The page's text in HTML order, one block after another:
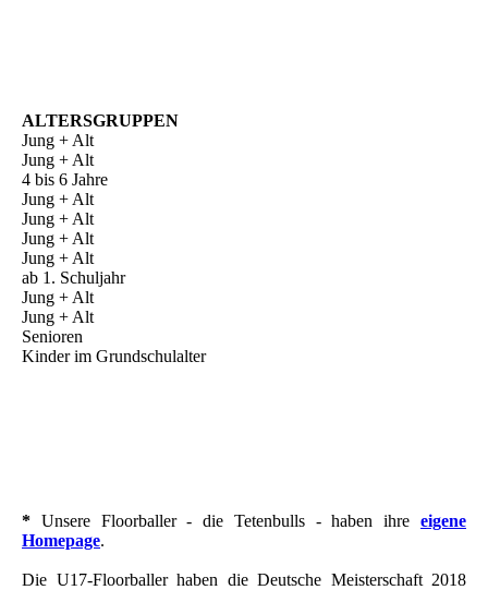
ALTERSGRUPPEN
Jung + Alt
Jung + Alt
4 bis 6 Jahre
Jung + Alt
Jung + Alt
Jung + Alt
Jung + Alt
ab 1. Schuljahr
Jung + Alt
Jung + Alt
Senioren
Kinder im Grundschulalter
* Unsere Floorballer - die Tetenbulls - haben ihre eigene
Homepage.
Die U17-Floorballer haben die Deutsche Meisterschaft 2018